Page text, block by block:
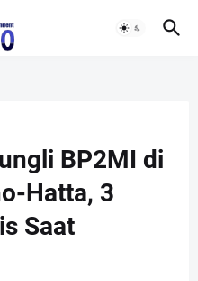
BP2MI di
Hatta, 3
Saat